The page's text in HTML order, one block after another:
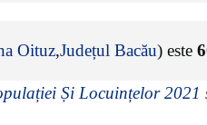
Oituz,Județul Bacău) este
Și Locuințelor 2021